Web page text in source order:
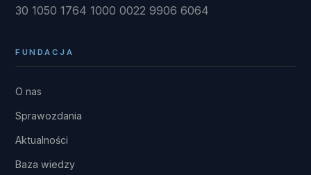
30 1050 1764 1000 0022 9906 6064
FUNDACJA
O nas
Sprawozdania
Aktualności
Baza wiedzy